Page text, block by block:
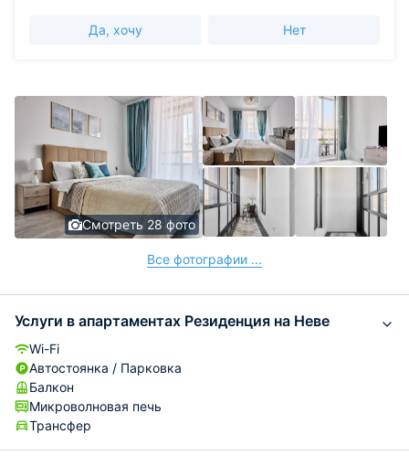
Да, хочу Нет
Смотреть 28 фото
Все фотографии ...
Услуги в апартаментах Резиденция на Неве
Wi-Fi
Автостоянка / Парковка
Балкон
Микроволновая печь
Трансфер